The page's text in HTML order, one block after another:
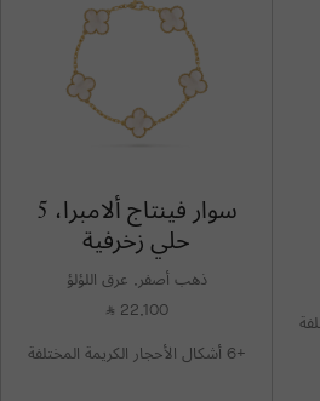
سوار فينتاج ألامبرا، 5
حلي زخرفية
ذهب أصفر, عرق اللؤلؤ
22,100
⃁
+6 أشكال الأحجار الكريمة المختلفة